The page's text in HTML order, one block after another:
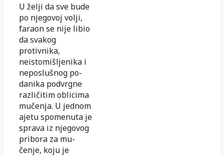
U želji da sve bude
po njegovoj volji,
faraon se nije li­bio
da svakog
protivnika,
neistomišljenika i
neposlušnog po­
danika podvrgne
različitim oblicima
mučenja. U jed­nom
ajetu spomenuta je
sprava iz njegovog
pribora za mu­
čenje, koju je